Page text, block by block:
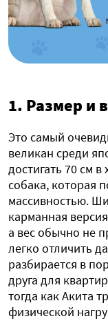
1. Размер и
Это самый
великан среди
достигать 70 см
собака, которая
массивностью.
карманная
а вес обычно не
легко отличить
разбирается в
друга для
тогда как Акита
физической